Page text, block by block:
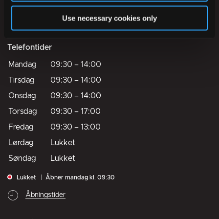
Use necessary cookies only
Digital post til og fra kommunen
Telefontider
Mandag 09:30 – 14:00
Tirsdag
09:30 – 14:00
Onsdag
09:30 – 14:00
Torsdag
09:30 – 17:00
Fredag
09:30 – 13:00
Lørdag
Lukket
Søndag
Lukket
Lukket Åbner mandag kl. 09:30
Åbningstider